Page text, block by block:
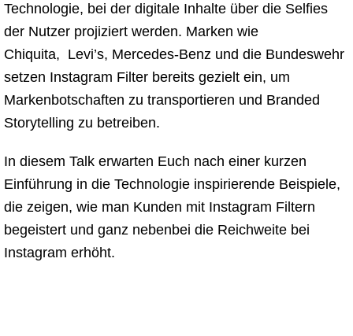
Technologie, bei der digitale Inhalte über die Selfies
der Nutzer projiziert werden. Marken wie
Chiquita, Levi’s, Mercedes-Benz und die Bundeswehr
setzen Instagram Filter bereits gezielt ein, um
Markenbotschaften zu transportieren und Branded
Storytelling zu betreiben.
In diesem Talk erwarten Euch nach einer kurzen
Einführung in die Technologie inspirierende Beispiele,
die zeigen, wie man Kunden mit Instagram Filtern
begeistert und ganz nebenbei die Reichweite bei
Instagram erhöht.